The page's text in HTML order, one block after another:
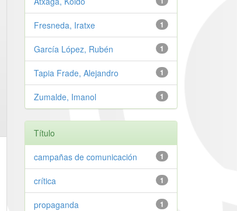
1
Fresneda, Iratxe
1
García López, Rubén
1
Tapia Frade, Alejandro
1
Zumalde, Imanol
Título
1
campañas de comunicación
1
crítica
1
propaganda